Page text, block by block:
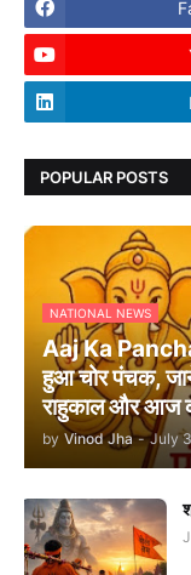
POPULAR POSTS
NATIONAL NEWS
Aaj Ka
हुआ चोर पंचक,
राहुकाल और आज
by Vinod Jha - July